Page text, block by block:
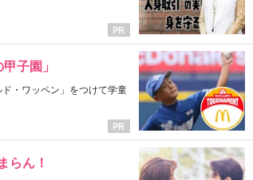
子園」
・ワッペン」をつけて学童
らん！